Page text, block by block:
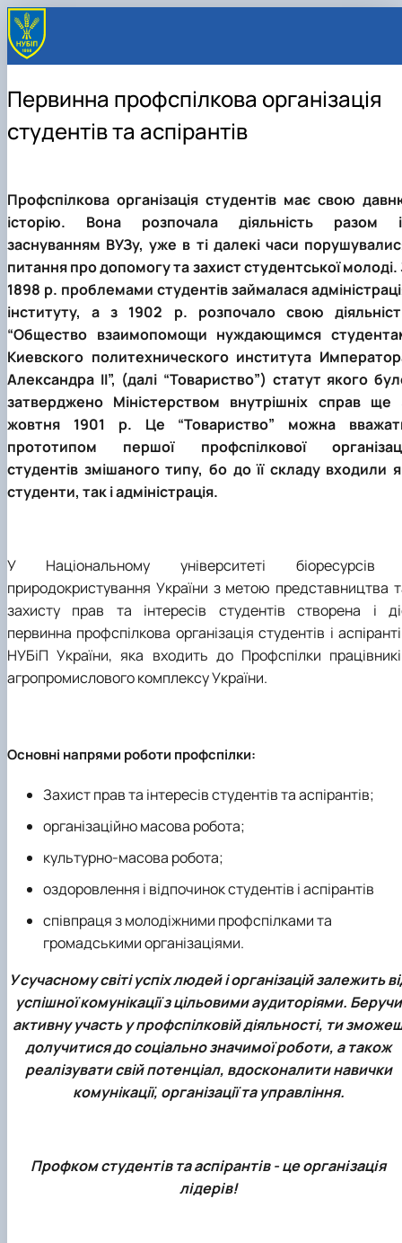
Первинна профспілкова організація
студентів та аспірантів
Профспілкова організація студентів має свою
історію. Вона розпочала діяльність разом
заснуванням ВУЗу, уже в ті далекі часи
питання про допомогу та захист студентської молоді.
1898 р. проблемами студентів займалася
інституту, а з 1902 р. розпочало свою
“Общество взаимопомощи нуждающимся
Киевского политехнического института
Александра II”, (далі “Товариство”) статут якого
затверджено Міністерством внутрішніх справ ще
жовтня 1901 р. Це “Товариство” можна
прототипом першої профспілкової
студентів змішаного типу, бо до її складу входили
студенти, так і адміністрація.
У Національному університеті біоресурсів
природокристування України з метою представництва
захисту прав та інтересів студентів створена і
первинна профспілкова організація студентів і
НУБіП України, яка входить до Профспілки
агропромислового комплексу України.
Основні напрями роботи профспілки:
Захист прав та інтересів студентів та аспірантів;
організаційно масова робота;
культурно-масова робота;
оздоровлення і відпочинок студентів і аспірантів
співпраця з молодіжними профспілками та
громадськими організаціями.
У сучасному світі успіх людей і організацій залежить
успішної комунікації з цільовими аудиторіями. Беручи
активну участь у профспілковій діяльності, ти
долучитися до соціально значимої роботи, а також
реалізувати свій потенціал, вдосконалити навички
комунікації, організації та управління.
Профком студентів та аспірантів - це організація
лідерів!